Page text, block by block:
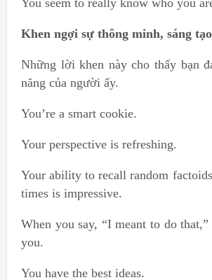
You seem to really know who you
Khen ngợi sự thông minh, sáng
Những lời khen này cho thấy bạn
năng của người ấy.
You’re a smart cookie.
Your perspective is refreshing.
Your ability to recall random
times is impressive.
When you say, “I meant to do
you.
You have the best ideas.